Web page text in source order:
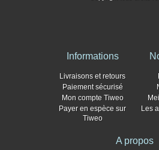
Informations
Livraisons et retours
Paiement sécurisé
Mon compte Tiweo
Payer en espèce sur
Tiweo
Les
A propos